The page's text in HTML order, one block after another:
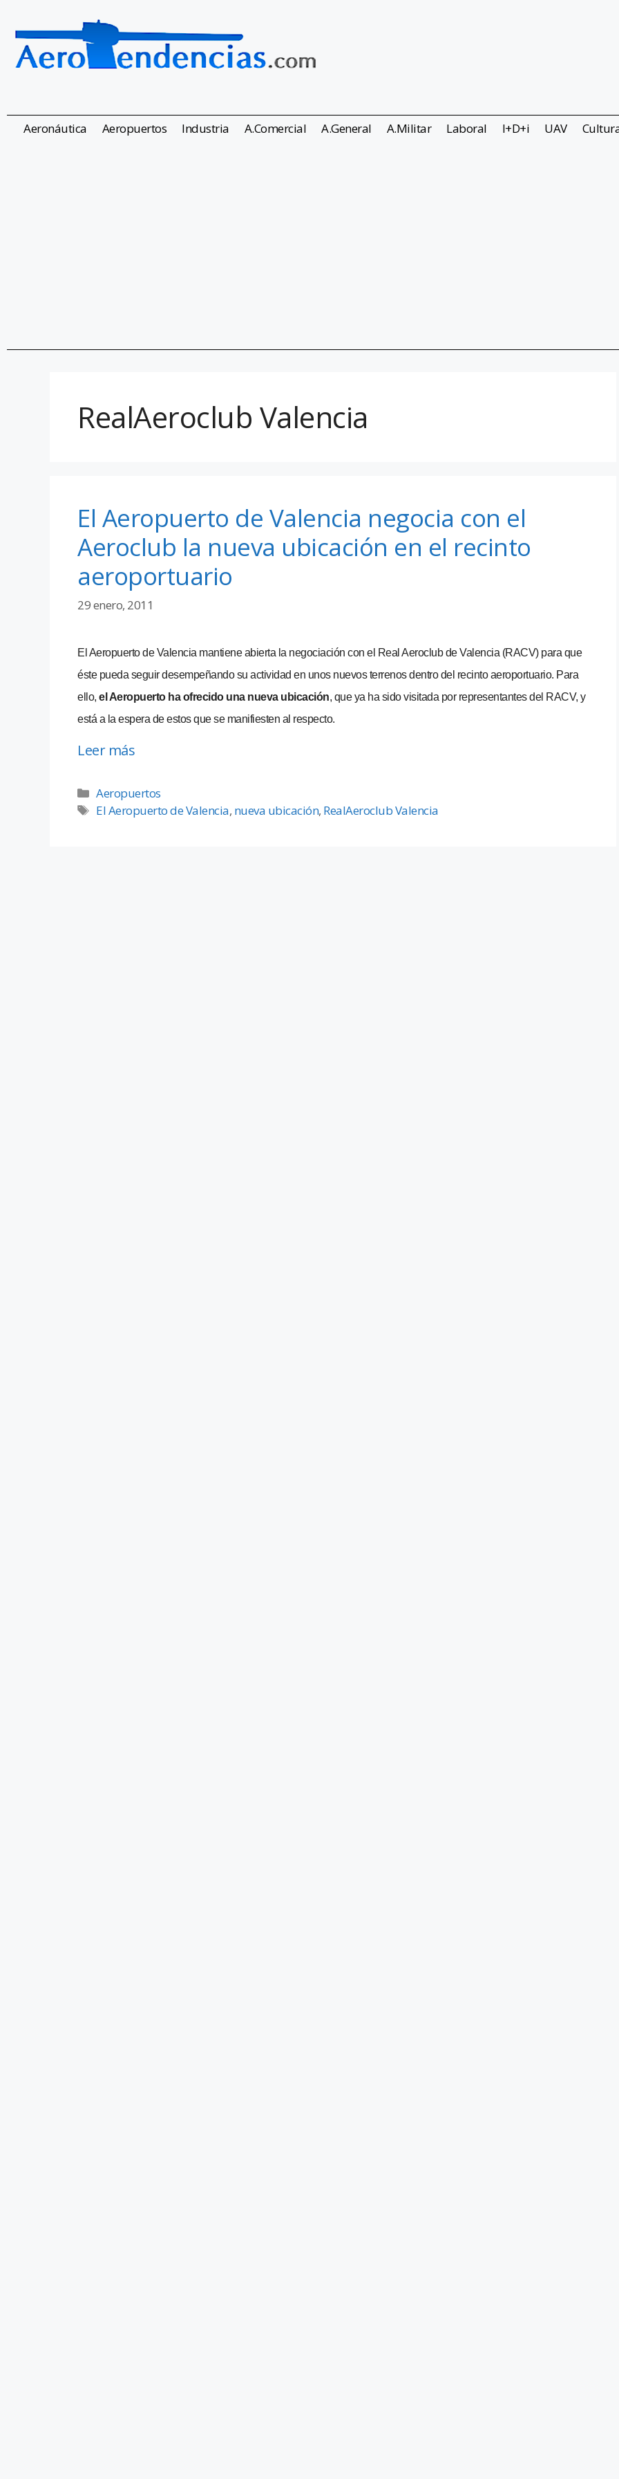
Aeronáutica Aeropuertos Industria A.Comercial A.General A.Militar Laboral I+D+i UAV
RealAeroclub Valencia
El Aeropuerto de Valencia negocia con el
Aeroclub la nueva ubicación en el recinto
aeroportuario
29 enero, 2011
El Aeropuerto de Valencia mantiene abierta la negociación con el Real Aeroclub de Valencia (RACV) para que
éste pueda seguir desempeñando su actividad en unos nuevos terrenos dentro del recinto aeroportuario. Para
ello, el Aeropuerto ha ofrecido una nueva ubicación, que ya ha sido visitada por representantes del RACV, y
está a la espera de estos que se manifiesten al respecto.
Leer más
Aeropuertos
El Aeropuerto de Valencia, nueva ubicación, RealAeroclub Valencia